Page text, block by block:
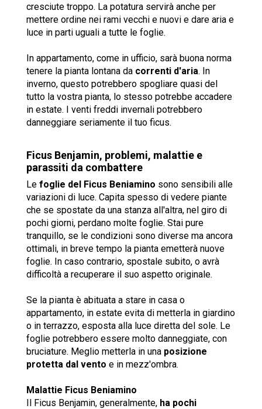
cresciute troppo. La potatura servirà anche per
mettere ordine nei rami vecchi e nuovi e dare aria e
luce in parti uguali a tutte le foglie.
In appartamento, come in ufficio, sarà buona norma
tenere la pianta lontana da correnti d'aria. In
inverno, questo potrebbero spogliare quasi del
tutto la vostra pianta, lo stesso potrebbe accadere
in estate. I venti freddi invernali potrebbero
danneggiare seriamente il tuo ficus.
Ficus Benjamin, problemi, malattie e
parassiti da combattere
Le foglie del Ficus Beniamino sono sensibili alle
variazioni di luce. Capita spesso di vedere piante
che se spostate da una stanza all'altra, nel giro di
pochi giorni, perdano molte foglie. Stai pure
tranquillo, se le condizioni sono diverse ma ancora
ottimali, in breve tempo la pianta emetterà nuove
foglie. In caso contrario, spostale subito, o avrà
difficoltà a recuperare il suo aspetto originale.
Se la pianta è abituata a stare in casa o
appartamento, in estate evita di metterla in giardino
o in terrazzo, esposta alla luce diretta del sole. Le
foglie potrebbero essere molto danneggiate, con
bruciature. Meglio metterla in una posizione
protetta dal vento e in mezz'ombra.
Malattie Ficus Beniamino
Il Ficus Benjamin, generalmente, ha pochi